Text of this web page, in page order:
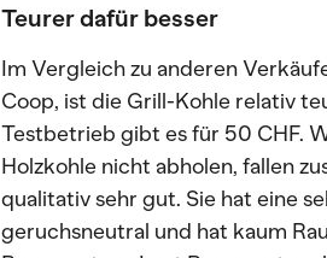
Teurer dafür besser
Im Vergleich zu anderen
Coop, ist die Grill-Kohle relativ
Testbetrieb gibt es für 50 CHF.
Holzkohle nicht abholen, fallen
qualitativ sehr gut. Sie hat eine
geruchsneutral und hat kaum